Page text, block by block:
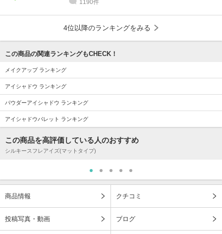
1190件
4位以降のランキングをみる
この商品の関連ランキングもCHECK！
メイクアップ ランキング
アイシャドウ ランキング
パウダーアイシャドウ ランキング
アイシャドウパレット ランキング
この商品を高評価している人のおすすめ
シルキースフレアイズ(マットタイプ)
商品情報 クチコミ
投稿写真・動画 ブログ